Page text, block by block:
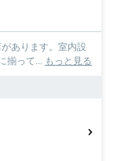
あります。室内設
揃って... もっと見る